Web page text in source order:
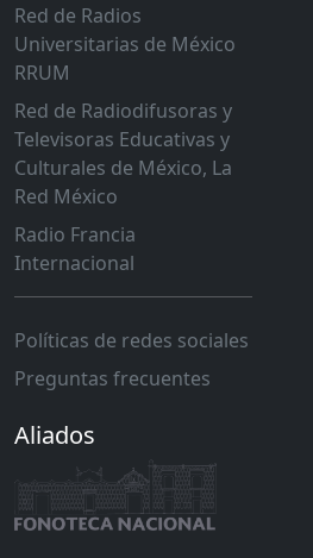
Red de Radios
Universitarias de México
RRUM
Red de Radiodifusoras y
Televisoras Educativas y
Culturales de México, La
Red México
Radio Francia
Internacional
Políticas de redes sociales
Preguntas frecuentes
Aliados